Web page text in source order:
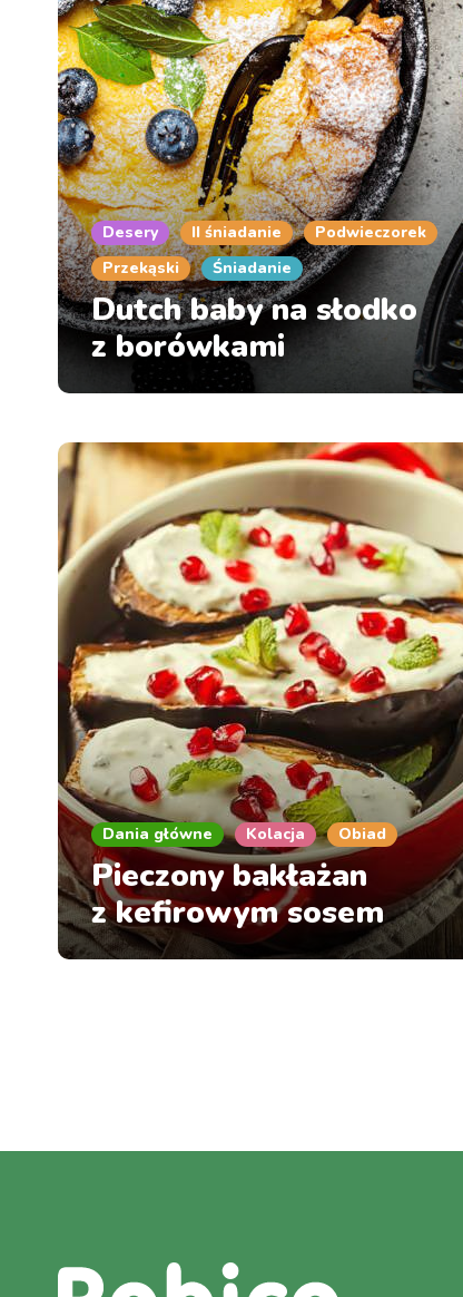
Desery II śniadanie
Podwieczorek
Przekąski
Śniadanie
Dutch baby na słodko
z borówkami
Dania główne Kolacja Obiad
Pieczony bakłażan
z kefirowym sosem